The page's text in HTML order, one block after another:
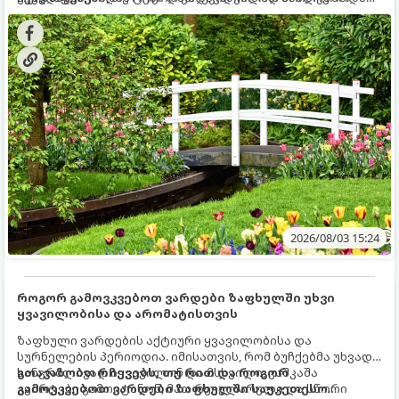
ხეები ზაფხულის სიცხეში:
2026/08/03 15:24
როგორ გამოვკვებოთ ვარდები ზაფხულში უხვი
ყვავილობისა და არომატისთვის
ზაფხული ვარდების აქტიური ყვავილობისა და
სურნელების პერიოდია. იმისათვის, რომ ბუჩქებმა უხვად,
ხანგრძლივად იყვავილონ და მსხვილი, კაშკაშა
კვირტები გამოიტანონ, მათ რეგულარული და სწორი
გთავაზობთ რჩევებს, თუ რით და როგორ
გამოვკვებოთ ვარდები ზაფხულში საუკეთესო